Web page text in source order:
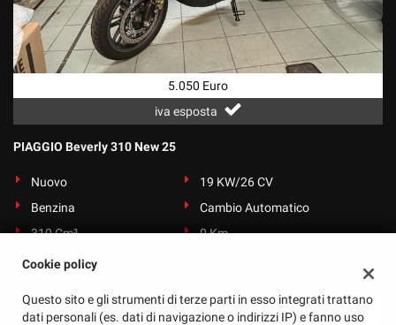
5.050 Euro
iva esposta
PIAGGIO Beverly 310 New 25
Nuovo
19 KW/26 CV
Benzina
Cambio Automatico
310 Cm³
0 Km
Blu Opaco Pastello
Veicoli successivi
Cookie policy
Questo sito e gli strumenti di terze parti in esso integrati trattano
dati personali (es. dati di navigazione o indirizzi IP) e fanno uso